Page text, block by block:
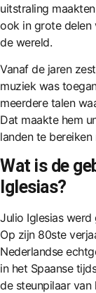
uitstraling
ook in grote delen
de wereld.
Vanaf de jaren
muziek was
meerdere talen
Dat maakte hem
landen te
Wat is de
Iglesias?
Julio Iglesias
Op zijn 80ste
Nederlandse
in het Spaanse
de steunpilaar van